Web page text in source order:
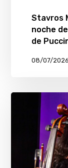
Stavros
noche
de
08/07/2026